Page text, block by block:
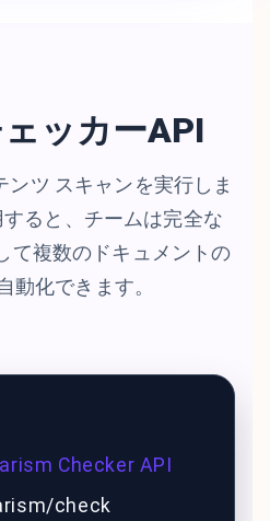
ッカーAPI
ンツ スキャンを実行しま
ると、チームは完全な
て複数のドキュメントの
動化できます。
Checker API
check